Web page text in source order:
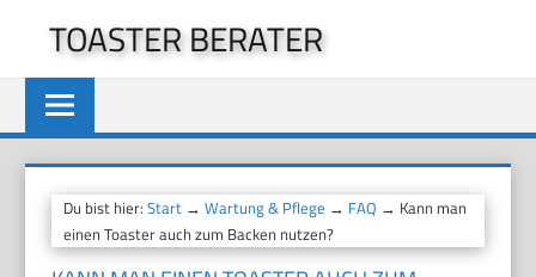
springen
TOASTER BERATER
Du bist hier:Start →Wartung & Pflege → FAQ → Kann man
einen Toaster auch zum Backen nutzen?